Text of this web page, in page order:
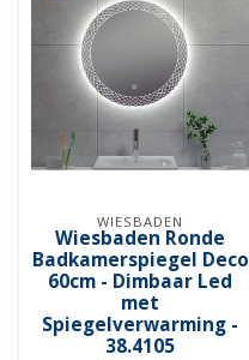
WIESBADEN
Wiesbaden Ronde
Badkamerspiegel Deco
60cm - Dimbaar Led
met
Spiegelverwarming -
38.4105